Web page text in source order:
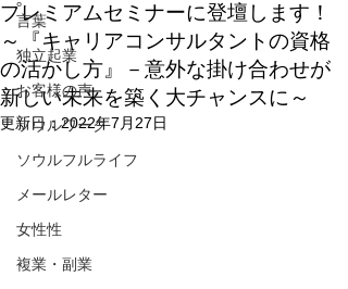
言葉
独立起業
お客様の声
ソウルワーク
ソウルフルライフ
メールレター
女性性
複業・副業
プレミアムセミナーに登壇します！
～『キャリアコンサルタントの資格
の活かし方』－意外な掛け合わせが
新しい未来を築く大チャンスに～
更新日：2022年7月27日